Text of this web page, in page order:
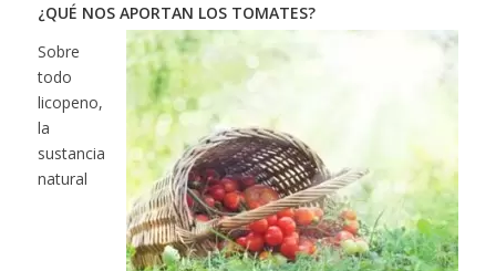
¿QUÉ NOS APORTAN LOS TOMATES?
Sobre
todo
licopeno,
la
sustancia
natural